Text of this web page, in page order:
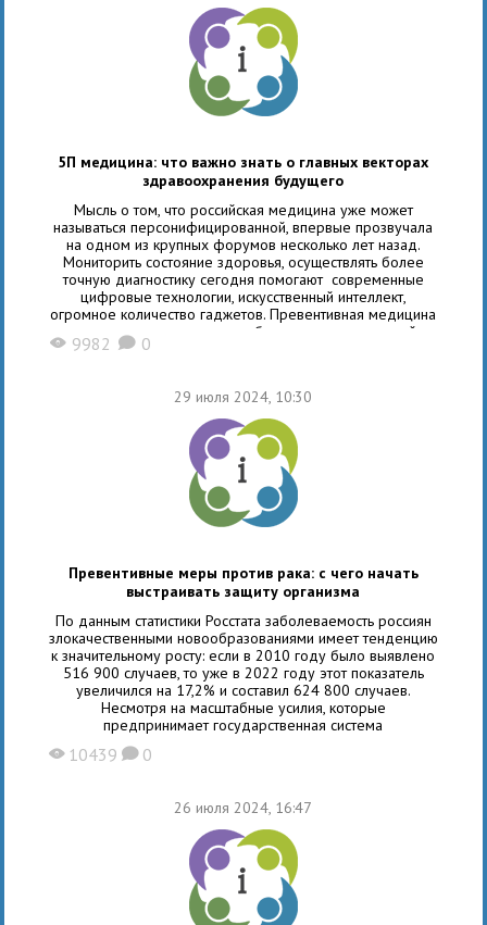
5П медицина: что важно знать о главных векторах
здравоохранения будущего
Мысль о том, что российская медицина уже может
называться персонифицированной, впервые прозвучала
на одном из крупных форумов несколько лет назад.
Мониторить состояние здоровья, осуществлять более
точную диагностику сегодня помогают современные
цифровые технологии, искусственный интеллект,
огромное количество гаджетов. Превентивная медицина
стала успешным проектом, благодаря комплексной
работе различных структур. Весной этого года Владимир
X 9982 K 0
29 июля 2024, 10:30
Превентивные меры против рака: с чего начать
выстраивать защиту организма
По данным статистики Росстата заболеваемость россиян
злокачественными новообразованиями имеет тенденцию
к значительному росту: если в 2010 году было выявлено
516 900 случаев, то уже в 2022 году этот показатель
увеличился на 17,2% и составил 624 800 случаев.
Несмотря на масштабные усилия, которые
предпринимает государственная система
здравоохранения, число онкопациентов продолжает
X 10439 K 0
26 июля 2024, 16:47